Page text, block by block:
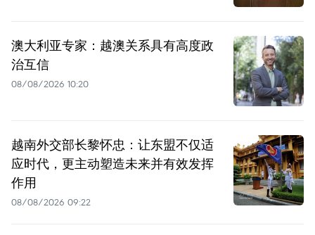
澳大利亚专家：越澳关系具有高度政
治互信
08/08/2026 10:20
越南外交部长黎怀忠：让东盟不仅适
应时代，更主动塑造未来并有效发挥
作用
08/08/2026 09:22